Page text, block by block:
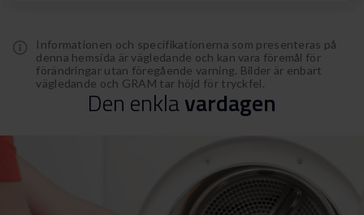
Informationen och specifikationerna som presenteras på
denna hemsida är vägledande och kan vara föremål för
förändringar utan föregående varning. Bilder är enbart
vägledande och GRAM tar höjd för tryckfel.
Den enklavardagen